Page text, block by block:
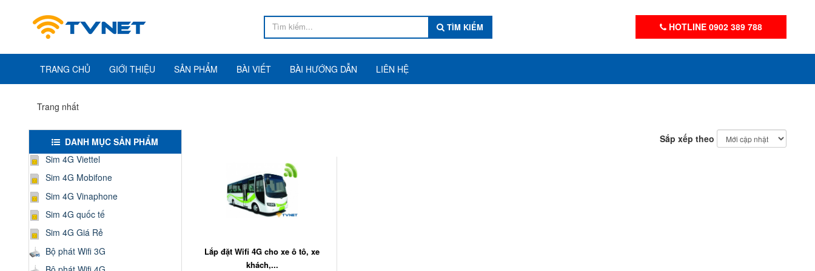
TÌM KIẾM HOTLINE 0902 389 788
TRANG CHỦ GIỚI THIỆU SẢN PHẨM BÀI VIẾT BÀI HƯỚNG DẪN LIÊN HỆ
Trang nhất
Sắp xếp theo
Lắp đặt Wifi 4G cho xe ô tô, xe
khách,...
DANH MỤC SẢN PHẨM
Sim 4G Viettel
Sim 4G Mobifone
Sim 4G Vinaphone
Sim 4G quốc tế
Sim 4G Giá Rẻ
Bộ phát Wifi 3G